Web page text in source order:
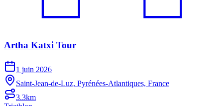
Artha Katxi Tour
1 juin 2026
Saint-Jean-de-Luz, Pyrénées-Atlantiques, France
3.3km